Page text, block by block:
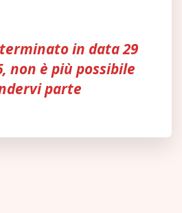
in data 29
non è più possibile
parte